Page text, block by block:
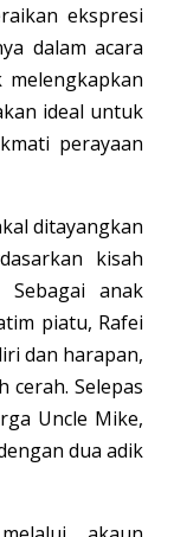
ekspresi
dalam acara
ideal untuk
perayaan
ditayangkan
kisah
Sebagai anak
piatu, Rafei
dan harapan,
cerah. Selepas
Uncle Mike,
dua adik